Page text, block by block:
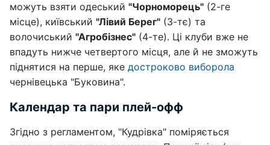
можуть взяти одеський "Чорноморець" (2-ге
місце), київський "Лівий Берег" (3-тє) та
волочиський "Агробізнес" (4-те). Ці клуби вже не
впадуть нижче четвертого місця, але й не зможуть
піднятися на перше, яке достроково виборола
чернівецька "Буковина".
Календар та пари плей-офф
Згідно з регламентом, "Кудрівка" поміряється